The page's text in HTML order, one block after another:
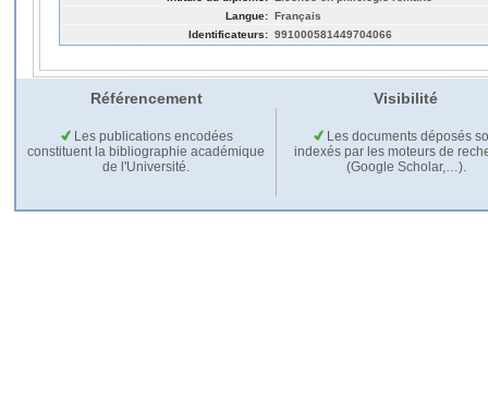
Langue: Français
Identificateurs: 991000581449704066
Référencement Visibilité
Les publications encodées
constituent la bibliographie académique
de l'Université.
Les documents déposés
indexés par les moteurs de
(Google Scholar,…).